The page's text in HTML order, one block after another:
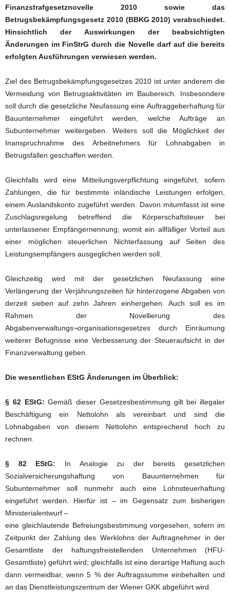
Finanzstrafgesetznovelle 2010 sowie das
Betrugsbekämpfungsgesetz 2010 (BBKG 2010) verabschiedet.
Hinsichtlich der Auswirkungen der beabsichtigten
Änderungen im FinStrG durch die Novelle darf auf die bereits
erfolgten Ausführungen verwiesen werden.
Ziel des Betrugsbekämpfungsgesetzes 2010 ist unter anderem die
Vermeidung von Betrugsaktivitäten im Baubereich. Insbesondere
soll durch die gesetzliche Neufassung eine Auftraggeberhaftung für
Bauunternehmer eingeführt werden, welche Aufträge an
Subunternehmer weitergeben. Weiters soll die Möglichkeit der
Inanspruchnahme des Arbeitnehmers für Lohnabgaben in
Betrugsfällen geschaffen werden.
Gleichfalls wird eine Mitteilungsverpflichtung eingeführt, sofern
Zahlungen, die für bestimmte inländische Leistungen erfolgen,
einem Auslandskonto zugeführt werden. Davon mitumfasst ist eine
Zuschlagsregelung betreffend die Körperschaftsteuer bei
unterlassener Empfängernennung, womit ein allfälliger Vorteil aus
einer möglichen steuerlichen Nichterfassung auf Seiten des
Leistungsempfängers ausgeglichen werden soll.
Gleichzeitig wird mit der gesetzlichen Neufassung eine
Verlängerung der Verjährungszeiten für hinterzogene Abgaben von
derzeit sieben auf zehn Jahren einhergehen. Auch soll es im
Rahmen der Novellierung des
Abgabenverwaltungs¬organisationsgesetzes durch Einräumung
weiterer Befugnisse eine Verbesserung der Steueraufsicht in der
Finanzverwaltung geben.
Die wesentlichen EStG Änderungen im Überblick:
§ 62 EStG: Gemäß dieser Gesetzesbestimmung gilt bei illegaler
Beschäftigung ein Nettolohn als vereinbart und sind die
Lohnabgaben von diesem Nettolohn entsprechend hoch zu
rechnen.
§ 82 EStG: In Analogie zu der bereits gesetzlichen
Sozialversicherungshaftung von Bauunternehmen für
Subunternehmer soll nunmehr auch eine Lohnsteuerhaftung
eingeführt werden. Hierfür ist – im Gegensatz zum bisherigen
Ministerialentwurf –
eine gleichlautende Befreiungsbestimmung vorgesehen, sofern im
Zeitpunkt der Zahlung des Werklohns der Auftragnehmer in der
Gesamtliste der haftungsfreistellenden Unternehmen (HFU-
Gesamtliste) geführt wird; gleichfalls ist eine derartige Haftung auch
dann vermeidbar, wenn 5 % der Auftragssumme einbehalten und
an das Dienstleistungszentrum der Wiener GKK abgeführt wird.